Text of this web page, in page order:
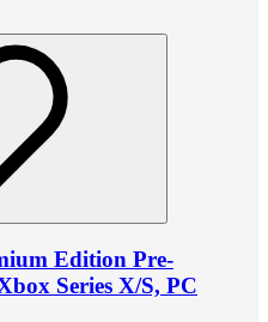
Edition Pre-
Series X/S, PC